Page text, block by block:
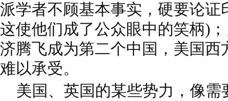
派学者不顾基本事实，硬要论证
这使他们成了公众眼中的笑柄)
济腾飞成为第二个中国，美国西
难以承受。
美国、英国的某些势力，像需